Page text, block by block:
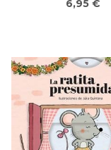
6,95 €